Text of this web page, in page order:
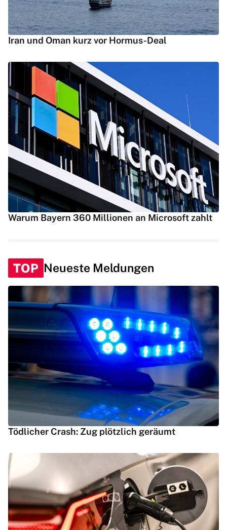
Iran und Oman kurz vor Hormus-Deal
Warum Bayern 360 Millionen an Microsoft zahlt
TOP Neueste Meldungen
Tödlicher Crash: Zug plötzlich geräumt